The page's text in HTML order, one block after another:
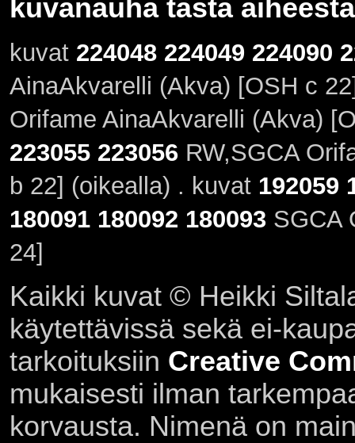
kuvanauha tästä aiheesta
kuvat 224048 224049 224090
AinaAkvarelli (Akva) [OSH c
Orifame AinaAkvarelli (Akva)
223055 223056RW,SGCA
b 22] (oikealla) . kuvat 192059
180091 180092 180093SGCA
24]
Kaikki kuvat © Heikki
käytettävissä sekä ei-
tarkoituksiin Creative
mukaisesti ilman
korvausta. Nimenä on